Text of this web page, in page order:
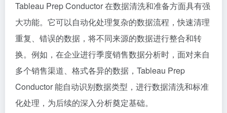
Tableau Prep Conductor 在数据清洗和准备方面具有强
大功能。它可以自动化处理复杂的数据流程，快速清理
重复、错误的数据，将不同来源的数据进行整合和转
换。例如，在企业进行季度销售数据分析时，面对来自
多个销售渠道、格式各异的数据，Tableau Prep
Conductor 能自动识别数据类型，进行数据清洗和标准
化处理，为后续的深入分析奠定基础。​